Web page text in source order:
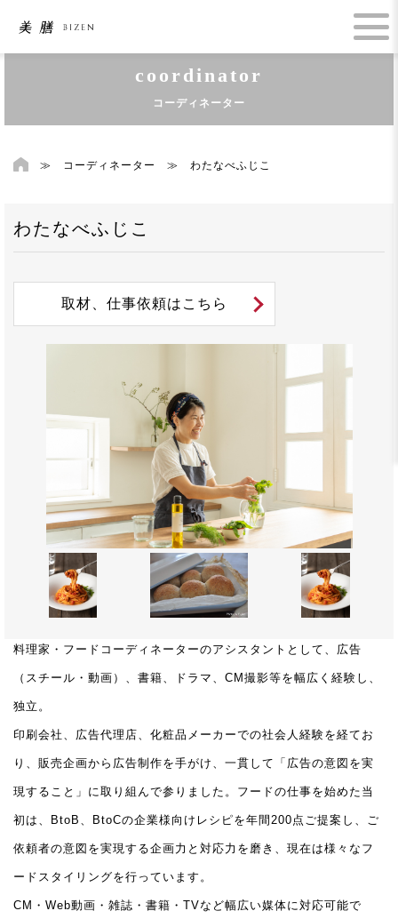
coordinator
コーディネーター
≫ コーディネーター ≫ わたなべふじこ
わたなべふじこ
取材、仕事依頼はこちら
料理家・フードコーディネーターのアシスタントとして、広告
（スチール・動画）、書籍、ドラマ、CM撮影等を幅広く経験し、
独立。
印刷会社、広告代理店、化粧品メーカーでの社会人経験を経てお
り、販売企画から広告制作を手がけ、一貫して「広告の意図を実
現すること」に取り組んで参りました。フードの仕事を始めた当
初は、BtoB、BtoCの企業様向けレシピを年間200点ご提案し、ご
依頼者の意図を実現する企画力と対応力を磨き、現在は様々なフ
ードスタイリングを行っています。
CM・Web動画・雑誌・書籍・TVなど幅広い媒体に対応可能で